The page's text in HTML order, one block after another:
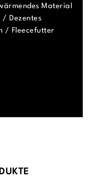
Material
/ Dezentes
/ Fleecefutter